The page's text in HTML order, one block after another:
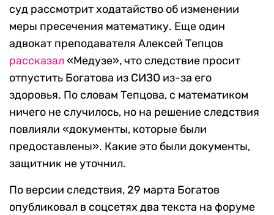
суд рассмотрит ходатайство об изменении
меры пресечения математику. Еще один
адвокат преподавателя Алексей Тепцов
рассказал «Медузе», что следствие просит
отпустить Богатова из СИЗО из-за его
здоровья. По словам Тепцова, с математиком
ничего не случилось, но на решение следствия
повлияли «документы, которые были
предоставлены». Какие это были документы,
защитник не уточнил.
По версии следствия, 29 марта Богатов
опубликовал в соцсетях два текста на форуме